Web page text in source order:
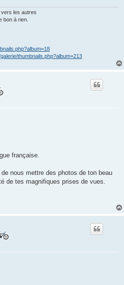
les autres
bon à rien.
thumbnails.php?album=213
française.
nous mettre des photos de ton beau
de tes magnifiques prises de vues.